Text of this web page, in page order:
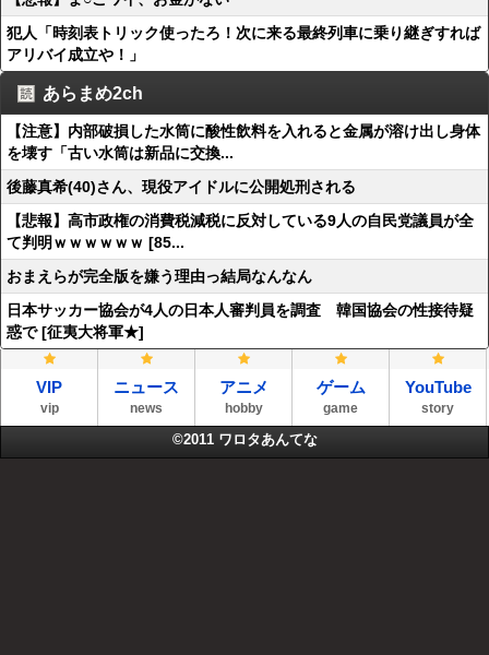
犯人「時刻表トリック使ったろ！次に来る最終列車に乗り継ぎすれば
アリバイ成立や！」
あらまめ2ch
【注意】内部破損した水筒に酸性飲料を入れると金属が溶け出し身体
を壊す「古い水筒は新品に交換...
後藤真希(40)さん、現役アイドルに公開処刑される
【悲報】高市政権の消費税減税に反対している9人の自民党議員が全
て判明ｗｗｗｗｗｗ [85...
おまえらが完全版を嫌う理由っ結局なんなん
日本サッカー協会が4人の日本人審判員を調査 韓国協会の性接待疑
惑で [征夷大将軍★]
VIP
vip
ニュース
news
アニメ
hobby
ゲーム
game
YouTube
story
©2011 ワロタあんてな